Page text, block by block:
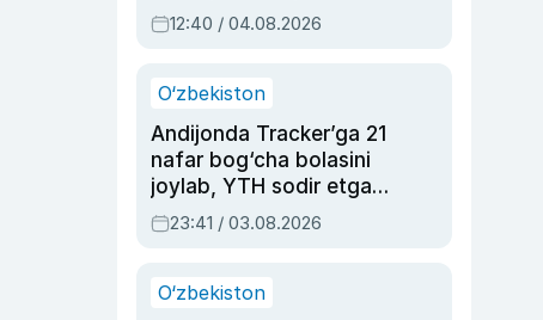
intellektni boshqara
olmay qolishidan xavotir
12:40 / 04.08.2026
O‘zbekiston
Andijonda Tracker’ga 21
nafar bog‘cha bolasini
joylab, YTH sodir etgan
ayolga sud hukmi o‘qildi
23:41 / 03.08.2026
O‘zbekiston